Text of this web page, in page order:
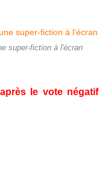
super-fiction à l'écran
le vote négatif